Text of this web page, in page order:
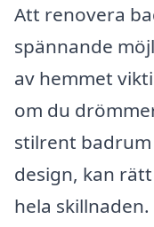
Att renovera
spännande
av hemmet
om du
stilrent badrum
design, kan
hela skillnaden.